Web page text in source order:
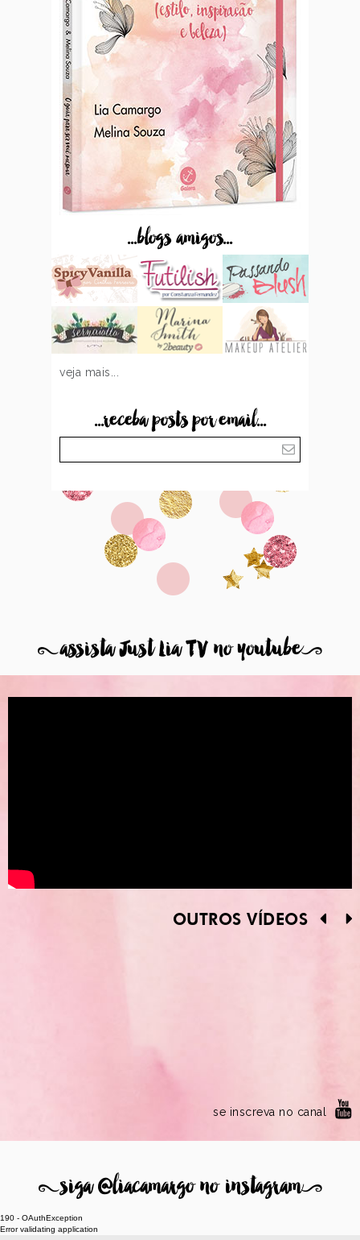
...blogs amigos...
veja mais...
...receba posts por email...
8assista Just Lia TV no youtube9
OUTROS VÍDEOS
se inscreva no canal
8siga @liacamargo no instagram9
190 - OAuthException
Error validating application